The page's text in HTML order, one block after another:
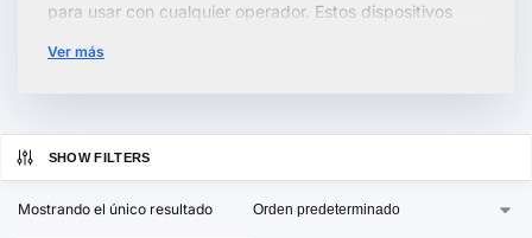
para usar con cualquier operador. Estos dispositivos
versatilidad en tus comunicaciones diarias.
características avanzadas como cámaras de alta
Ver más
SHOW FILTERS
Mostrando el único resultado